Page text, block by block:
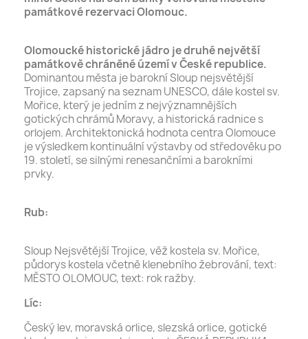
památkové rezervaci Olomouc.
Olomoucké historické jádro je druhé největší
památkově chráněné území v České republice.
Dominantou města je barokní Sloup nejsvětější
Trojice, zapsaný na seznam UNESCO, dále kostel sv.
Mořice, který je jedním z nejvýznamnějších
gotických chrámů Moravy, a historická radnice s
orlojem. Architektonická hodnota centra Olomouce
je výsledkem kontinuální výstavby od středověku po
19. století, se silnými renesančními a barokními
prvky.
Rub:
Sloup Nejsvětější Trojice, věž kostela sv. Mořice,
půdorys kostela včetně klenebního žebrování, text:
MĚSTO OLOMOUC, text: rok ražby.
Líc:
Český lev, moravská orlice, slezská orlice, gotické